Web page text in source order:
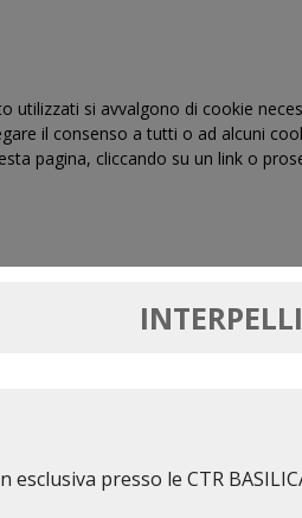
INTERPELLI
presso le CTR
utilizzati si avvalgono di cookie
il consenso a tutti o ad alcuni
pagina, cliccando su un link o